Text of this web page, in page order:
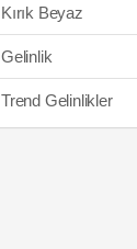
Kırık Beyaz
Gelinlik
Trend Gelinlikler